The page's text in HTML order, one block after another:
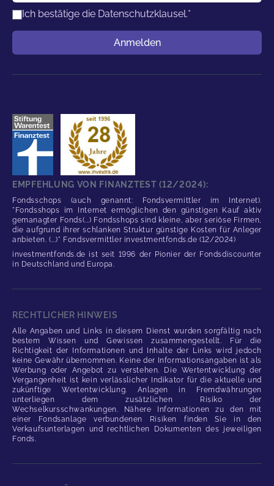
Ich bestätige die Datenschutzklausel.*
Anmelden
EMPFEHLUNG VON FINANZTEST (12/2024):
Fondsschops (auch genannt: Fondsvermittler im Internet).
"Fondsshops im Internet ermöglichen den günstigen Kauf aktiv
gemanagter Fonds(...) Fondsshops sind kleine, aber seriöse Firmen,
die aufgrund ihrer schlanken Struktur günstige Kosten für Anleger
anbieten. (...)" Fondsvermittler investmentfonds.de (12/2024)
investmentfonds.de ist seit 1996 der Pionier der Fondsdiscounter
in Deutschland und Europa.
RECHTLICHER HINWEIS
Alle Angaben und Links in diesem Dienst wurden sorgfältig nach
bestem Wissen und Gewissen zusammengestellt. Für die
Richtigkeit der Informationen und Inhalte der Links wird jedoch
keine Gewähr übernommen. Keine der Informationsangaben ist als
Werbung oder Angebot zu verstehen. Die Wertentwicklung der
Vergangenheit ist kein verlässlicher Indikator für die aktuelle und
zukünftige Wertentwicklung. Anlagen in Fremdwährungen
unterliegen dem zusätzlichen Risiko der
Wechselkursschwankungen. Nähere Informationen zu den mit
einer Fondsanlage verbundenen Risiken finden Sie in den
Verkaufsunterlagen und rechtlichen Dokumenten des jeweiligen
Fonds.